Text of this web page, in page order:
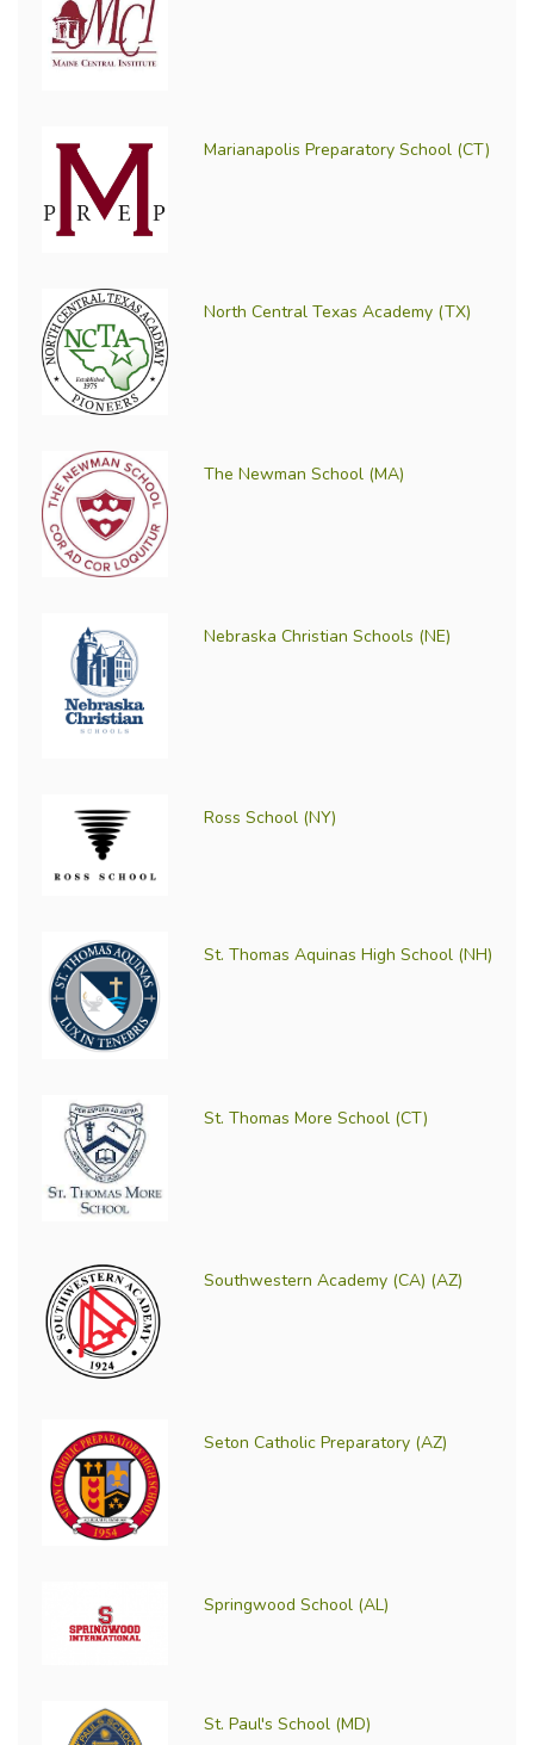
Marianapolis Preparatory School (CT)
North Central Texas Academy (TX)
The Newman School (MA)
Nebraska Christian Schools (NE)
Ross School (NY)
St. Thomas Aquinas High School (NH)
St. Thomas More School (CT)
Southwestern Academy (CA) (AZ)
Seton Catholic Preparatory (AZ)
Springwood School (AL)
St. Paul's School (MD)